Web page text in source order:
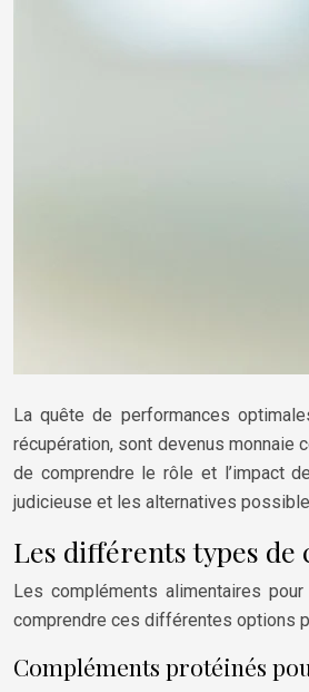
La quête de performances
récupération, sont devenus
de comprendre le rôle et l’impact
judicieuse et les alternatives
Les différents types
Les compléments alimentaires
comprendre ces différentes options
Compléments protéinés